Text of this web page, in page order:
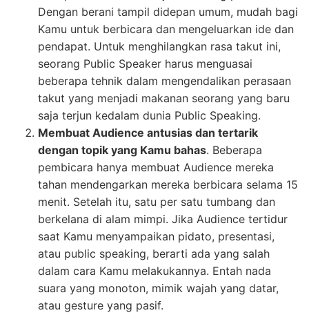
Dengan berani tampil didepan umum, mudah bagi
Kamu untuk berbicara dan mengeluarkan ide dan
pendapat. Untuk menghilangkan rasa takut ini,
seorang Public Speaker harus menguasai
beberapa tehnik dalam mengendalikan perasaan
takut yang menjadi makanan seorang yang baru
saja terjun kedalam dunia Public Speaking.
Membuat Audience antusias dan tertarik
dengan topik yang Kamu bahas. Beberapa
pembicara hanya membuat Audience mereka
tahan mendengarkan mereka berbicara selama 15
menit. Setelah itu, satu per satu tumbang dan
berkelana di alam mimpi. Jika Audience tertidur
saat Kamu menyampaikan pidato, presentasi,
atau public speaking, berarti ada yang salah
dalam cara Kamu melakukannya. Entah nada
suara yang monoton, mimik wajah yang datar,
atau gesture yang pasif.